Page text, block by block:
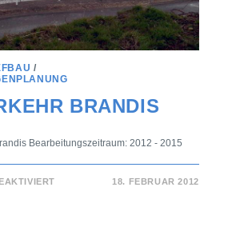
/
BRANDIS
Bearbeitungszeitraum: 2012 - 2015
18. FEBRUAR 2012